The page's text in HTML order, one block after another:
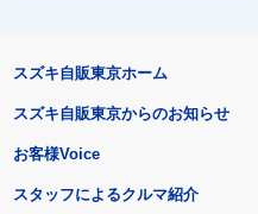
スズキ自販東京ホーム
スズキ自販東京からのお知らせ
お客様Voice
スタッフによるクルマ紹介